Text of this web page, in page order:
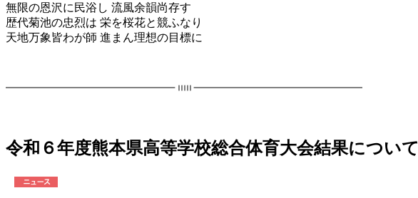
無限の恩沢に民浴し 流風余韻尚存す
歴代菊池の忠烈は 栄を桜花と競ふなり
天地万象皆わが師 進まん理想の目標に
令和６年度熊本県高等学校総合体育大会結果について